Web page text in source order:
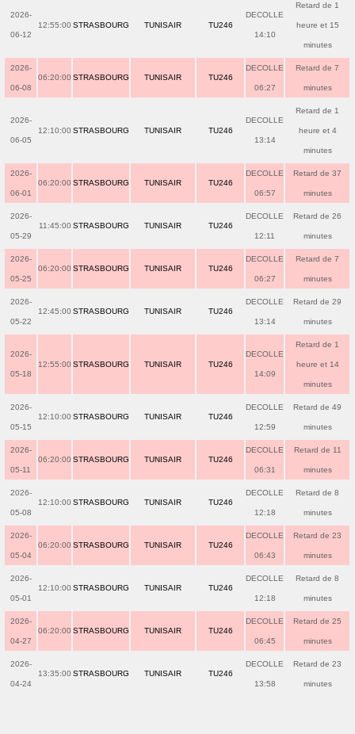
2026-
06-12
12:55:00 STRASBOURG TUNISAIR TU246
DECOLLE
14:10
Retard de 1
heure et 15
minutes
2026-
06-08
06:20:00 STRASBOURG TUNISAIR TU246
DECOLLE
06:27
Retard de 7
minutes
2026-
06-05
12:10:00 STRASBOURG TUNISAIR TU246
DECOLLE
13:14
Retard de 1
heure et 4
minutes
2026-
06-01
06:20:00 STRASBOURG TUNISAIR TU246
DECOLLE
06:57
Retard de 37
minutes
2026-
05-29
11:45:00 STRASBOURG TUNISAIR TU246
DECOLLE
12:11
Retard de 26
minutes
2026-
05-25
06:20:00 STRASBOURG TUNISAIR TU246
DECOLLE
06:27
Retard de 7
minutes
2026-
05-22
12:45:00 STRASBOURG TUNISAIR TU246
DECOLLE
13:14
Retard de 29
minutes
2026-
05-18
12:55:00 STRASBOURG TUNISAIR TU246
DECOLLE
14:09
Retard de 1
heure et 14
minutes
2026-
05-15
12:10:00 STRASBOURG TUNISAIR TU246
DECOLLE
12:59
Retard de 49
minutes
2026-
05-11
06:20:00 STRASBOURG TUNISAIR TU246
DECOLLE
06:31
Retard de 11
minutes
2026-
05-08
12:10:00 STRASBOURG TUNISAIR TU246
DECOLLE
12:18
Retard de 8
minutes
2026-
05-04
06:20:00 STRASBOURG TUNISAIR TU246
DECOLLE
06:43
Retard de 23
minutes
2026-
05-01
12:10:00 STRASBOURG TUNISAIR TU246
DECOLLE
12:18
Retard de 8
minutes
2026-
04-27
06:20:00 STRASBOURG TUNISAIR TU246
DECOLLE
06:45
Retard de 25
minutes
2026-
04-24
13:35:00 STRASBOURG TUNISAIR TU246
DECOLLE
13:58
Retard de 23
minutes